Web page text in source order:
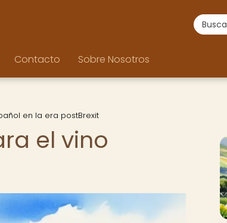
Contacto Sobre Nosotros
en la era postBrexit
el vino